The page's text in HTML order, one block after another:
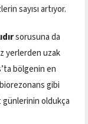
sayısı artıyor.
sorusuna da
yerlerden uzak
bölgenin en
gibi
oldukça